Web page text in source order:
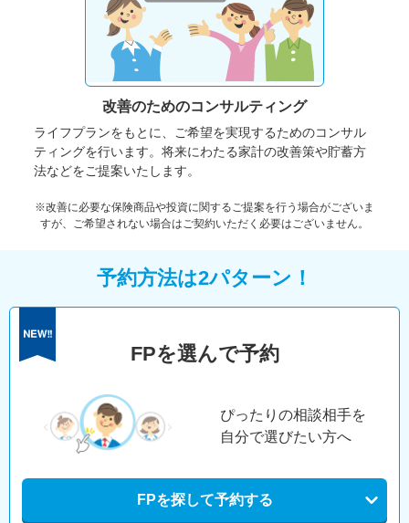
改善のためのコンサルティング
ライフプランをもとに、ご希望を実現するためのコンサル
ティングを行います。将来にわたる家計の改善策や貯蓄方
法などをご提案いたします。
※改善に必要な保険商品や投資に関するご提案を行う場合がございま
すが、ご希望されない場合はご契約いただく必要はございません。
予約方法は2パターン！
FPを選んで予約
ぴったりの相談相手を
自分で選びたい方へ
FPを探して予約する